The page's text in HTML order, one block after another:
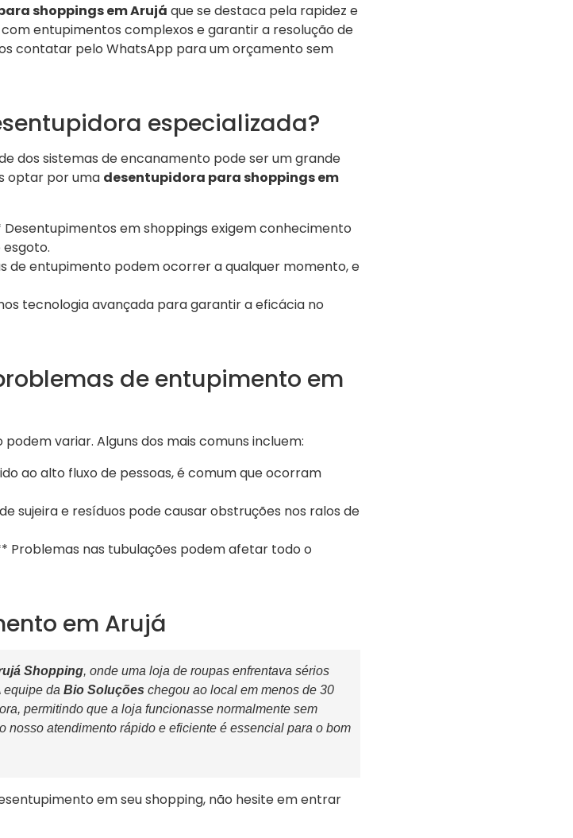
shoppings em Arujá que se destaca pela rapidez e
entupimentos complexos e garantir a resolução de
contatar pelo WhatsApp para um orçamento sem
especializada?
dos sistemas de encanamento pode ser um grande
optar por uma desentupidora para shoppings em
em shoppings exigem conhecimento
de entupimento podem ocorrer a qualquer momento, e
tecnologia avançada para garantir a eficácia no
de entupimento em
variar. Alguns dos mais comuns incluem:
ao alto fluxo de pessoas, é comum que ocorram
sujeira e resíduos pode causar obstruções nos ralos de
Problemas nas tubulações podem afetar todo o
em Arujá
Shopping, onde uma loja de roupas enfrentava sérios
equipe da Bio Soluções chegou ao local em menos de 30
permitindo que a loja funcionasse normalmente sem
nosso atendimento rápido e eficiente é essencial para o bom
em seu shopping, não hesite em entrar